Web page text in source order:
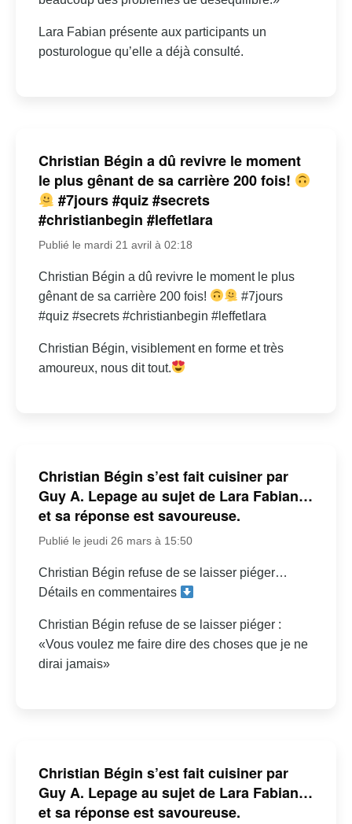
Lara Fabian présente aux participants un
posturologue qu’elle a déjà consulté.
Christian Bégin a dû revivre le moment
le plus gênant de sa carrière 200 fois!
#7jours #quiz #secrets
#christianbegin #leffetlara
Publié le mardi 21 avril à 02:18
Christian Bégin a dû revivre le moment le plus
gênant de sa carrière 200 fois!
#7jours
#quiz #secrets #christianbegin #leffetlara
Christian Bégin, visiblement en forme et très
amoureux, nous dit tout.
Christian Bégin s’est fait cuisiner par
Guy A. Lepage au sujet de Lara Fabian…
et sa réponse est savoureuse.
Publié le jeudi 26 mars à 15:50
Christian Bégin refuse de se laisser piéger…
Détails en commentaires
Christian Bégin refuse de se laisser piéger :
«Vous voulez me faire dire des choses que je ne
dirai jamais»
Christian Bégin s’est fait cuisiner par
Guy A. Lepage au sujet de Lara Fabian…
et sa réponse est savoureuse.